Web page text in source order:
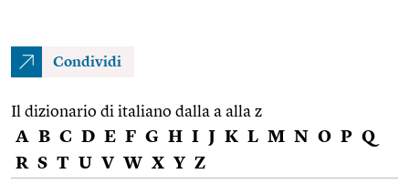
Condividi
Il dizionario di italiano dalla a alla z
A B C D E F G H I J K L M N O P Q
R S T U V W X Y Z